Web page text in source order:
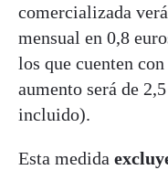
comercializada
mensual en 0,8
los que cuenten
aumento será de
incluido).
Esta medida